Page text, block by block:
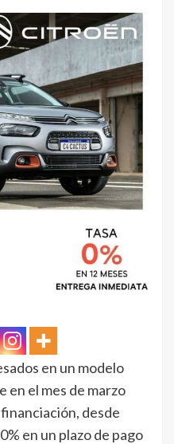
en un modelo
en el mes de marzo
desde
en un plazo de pago